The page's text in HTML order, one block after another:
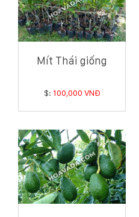
Mít Thái giống
$: 100,000 VNĐ